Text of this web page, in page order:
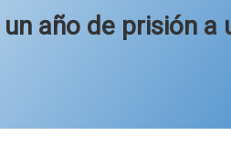
un año de prisión